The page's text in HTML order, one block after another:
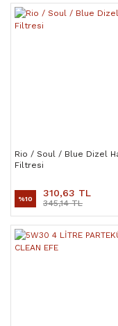
Rio / Soul / Blue Dizel
Filtresi
%10 310,63 TL
345,14 TL